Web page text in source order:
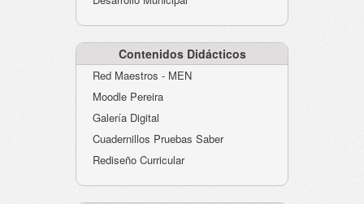
Contenidos Didácticos
Red Maestros - MEN
Moodle Pereira
Galería Digital
Cuadernillos Pruebas Saber
Rediseño Curricular